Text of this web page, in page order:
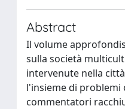
Abstract
Il volume
sulla società
intervenute nella
l'insieme di problemi
commentatori